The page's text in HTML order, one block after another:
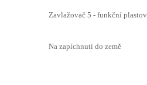
Zavlažovač 5 - funkční
Na zapíchnutí do země